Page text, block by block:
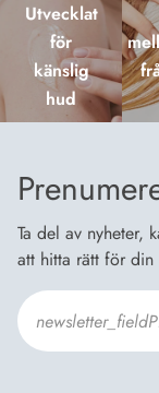
Utvecklat
för
känslig
hud
Ta del av nyheter,
att hitta rätt för din